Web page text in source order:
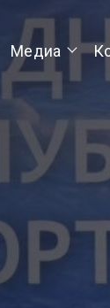
Медиа